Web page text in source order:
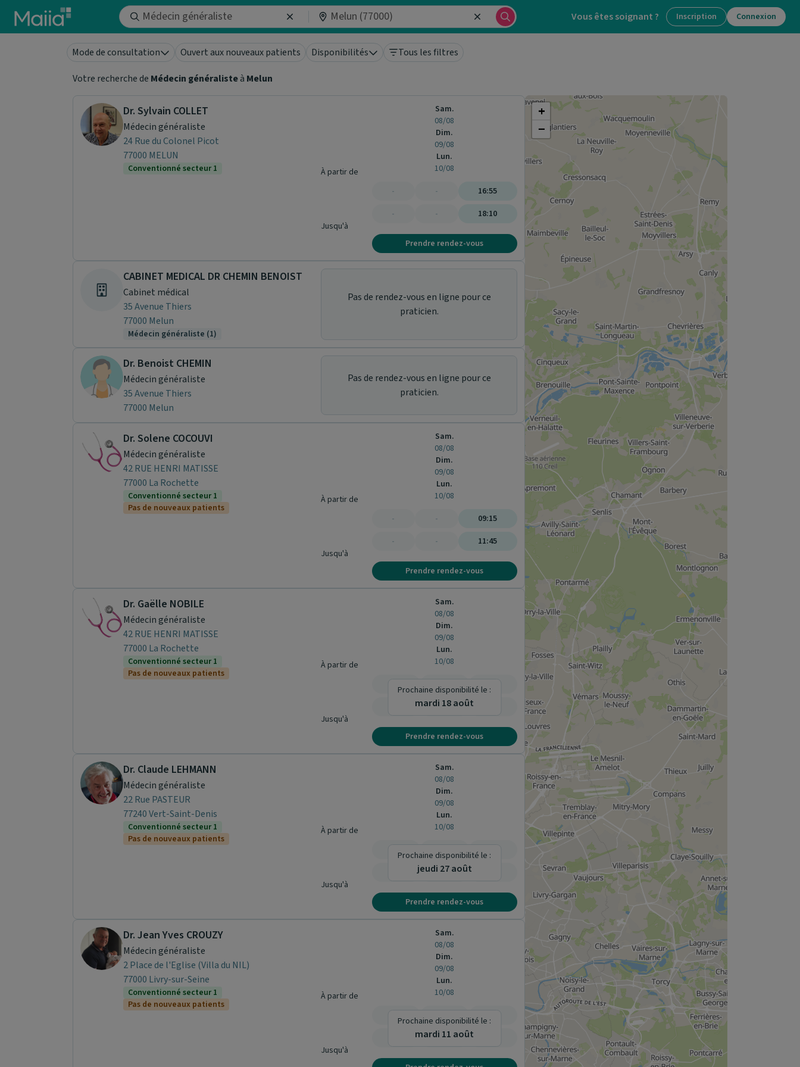
Aller au contenu principal Vous êtes soignant ? Inscription Connexion
Mode de consultation Ouvert aux nouveaux patients Disponibilités
Tous les filtres
Votre recherche de Médecin généralisteà Melun
Dr. Sylvain COLLET
Médecin généraliste
24 Rue du Colonel Picot
77000 MELUN
Conventionné secteur 1 À partir de
Jusqu'à
Sam.
08/08
Dim.
09/08
Lun.
10/08
-
-
-
-
16:55
18:10
Prendre rendez-vous
CABINET MEDICAL DR CHEMIN BENOIST
Cabinet médical
35 Avenue Thiers
77000 Melun
Médecin généraliste (1)
Pas de rendez-vous en ligne pour ce
praticien.
Dr. Benoist CHEMIN
Médecin généraliste
35 Avenue Thiers
77000 Melun
Pas de rendez-vous en ligne pour ce
praticien.
Dr. Solene COCOUVI
Médecin généraliste
42 RUE HENRI MATISSE
77000 La Rochette
Conventionné secteur 1
Pas de nouveaux patients
À partir de
Jusqu'à
Sam.
08/08
Dim.
09/08
Lun.
10/08
-
-
-
-
09:15
11:45
Prendre rendez-vous
Dr. Gaëlle NOBILE
Médecin généraliste
42 RUE HENRI MATISSE
77000 La Rochette
Conventionné secteur 1
Pas de nouveaux patients
À partir de
Jusqu'à
Sam.
08/08
Dim.
09/08
Lun.
10/08
-
Prochaine disponibilité le :
mardi 18 août
Prendre rendez-vous
Dr. Claude LEHMANN
Médecin généraliste
22 Rue PASTEUR
77240 Vert-Saint-Denis
Conventionné secteur 1
Pas de nouveaux patients
À partir de
Jusqu'à
Sam.
08/08
Dim.
09/08
Lun.
10/08
-
Prochaine disponibilité le :
jeudi 27 août
Prendre rendez-vous
Dr. Jean Yves CROUZY
Médecin généraliste
2 Place de l'Eglise (Villa du NIL)
77000 Livry-sur-Seine
Conventionné secteur 1
Pas de nouveaux patients
À partir de
Jusqu'à
Sam.
08/08
Dim.
09/08
Lun.
10/08
-
Prochaine disponibilité le :
mardi 11 août
+
−